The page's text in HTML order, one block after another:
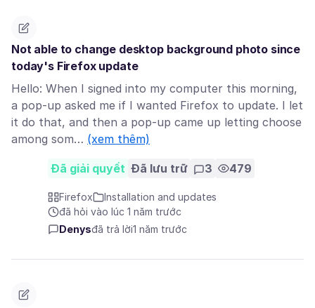
Not able to change desktop background photo since
today's Firefox update
Hello: When I signed into my computer this morning,
a pop-up asked me if I wanted Firefox to update. I let
it do that, and then a pop-up came up letting choose
among som… (xem thêm)
Đã giải quyết Đã lưu trữ 3 479
Firefox
Installation and updates
đã hỏi vào lúc 1 năm trước
Denysđã trả lời1 năm trước